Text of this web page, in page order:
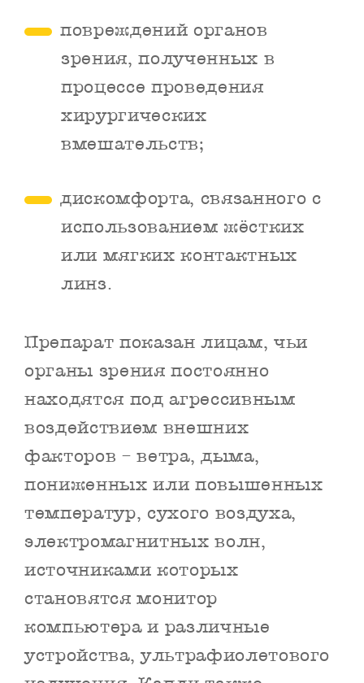
повреждений органов
зрения, полученных в
процессе проведения
хирургических
вмешательств;
дискомфорта, связанного с
использованием жёстких
или мягких контактных
линз.
Препарат показан лицам, чьи
органы зрения постоянно
находятся под агрессивным
воздействием внешних
факторов – ветра, дыма,
пониженных или повышенных
температур, сухого воздуха,
электромагнитных волн,
источниками которых
становятся монитор
компьютера и различные
устройства, ультрафиолетового